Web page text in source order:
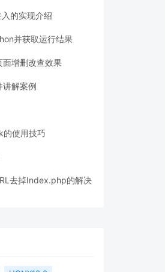
的实现介绍
并获取运行结果
面增删改查效果
解案例
的使用技巧
去掉Index.php的解决